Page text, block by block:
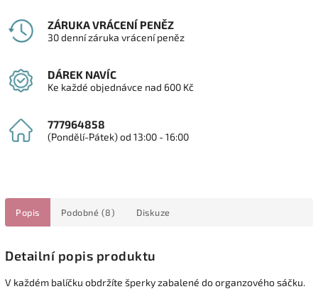
ZÁRUKA VRÁCENÍ PENĚZ
30 denní záruka vrácení peněz
DÁREK NAVÍC
Ke každé objednávce nad 600 Kč
777964858
(Pondělí-Pátek) od 13:00 - 16:00
Popis Podobné (8) Diskuze
Detailní popis produktu
V každém balíčku obdržíte šperky zabalené do organzového sáčku.